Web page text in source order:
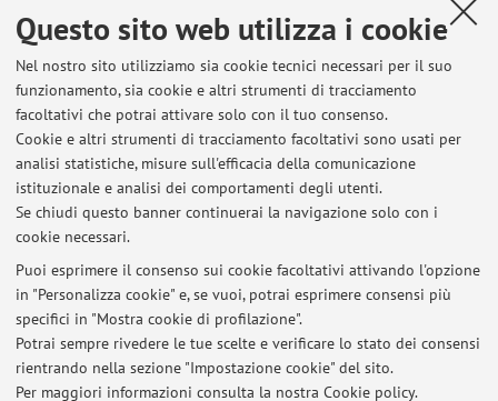
Questo sito web utilizza i cookie
Nel nostro sito utilizziamo sia cookie tecnici necessari per il suo
funzionamento, sia cookie e altri strumenti di tracciamento
facoltativi che potrai attivare solo con il tuo consenso.
Cookie e altri strumenti di tracciamento facoltativi sono usati per
analisi statistiche, misure sull'efficacia della comunicazione
istituzionale e analisi dei comportamenti degli utenti.
Se chiudi questo banner continuerai la navigazione solo con i
cookie necessari.
Puoi esprimere il consenso sui cookie facoltativi attivando l'opzione
in "Personalizza cookie" e, se vuoi, potrai esprimere consensi più
specifici in "Mostra cookie di profilazione".
Potrai sempre rivedere le tue scelte e verificare lo stato dei consensi
rientrando nella sezione "Impostazione cookie" del sito.
Per maggiori informazioni consulta la nostra Cookie policy.
Avvisi
Applicazione mobile "Word Ladders" (gioco
linguistico per raccolta dati semantici, finanziato
da ERC-2021-STG-101039777, proprietà
intellettuale: UniBo).
Disponibile gratuitamente per il download su telefoni
cellulari Android e Apple, per giocare in lingua italiana o
inglese. Disponibili Documentazione tecnica, case study
scientifico su gamification in scienze linguistiche,
e panoramica delle analisi in corso.
Pubblicato il: 12 aprile 2024